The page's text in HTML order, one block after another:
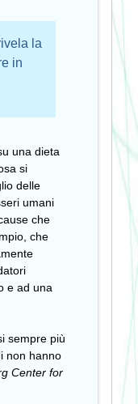
la
in
una dieta
si
delle
umani
che
che
e ad una
sempre più
non hanno
Center for